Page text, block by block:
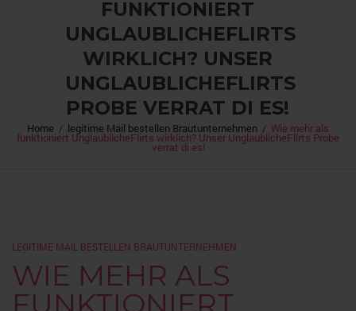
FUNKTIONIERT
UNGLAUBLICHEFLIRTS
WIRKLICH? UNSER
UNGLAUBLICHEFLIRTS
PROBE VERRAT DI ES!
Home / legitime Mail bestellen Brautunternehmen / Wie mehr als
funktioniert UnglaublicheFlirts wirklich? Unser UnglaublicheFlirts Probe
verrat di es!
LEGITIME MAIL BESTELLEN BRAUTUNTERNEHMEN
WIE MEHR ALS
FUNKTIONIERT